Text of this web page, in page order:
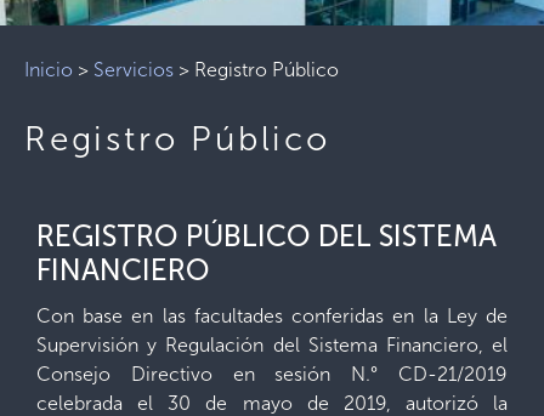
Inicio > Servicios > Registro Público
Registro Público
REGISTRO PÚBLICO DEL SISTEMA
FINANCIERO
Con base en las facultades conferidas en la Ley de
Supervisión y Regulación del Sistema Financiero, el
Consejo Directivo en sesión N.° CD-21/2019
celebrada el 30 de mayo de 2019, autorizó la